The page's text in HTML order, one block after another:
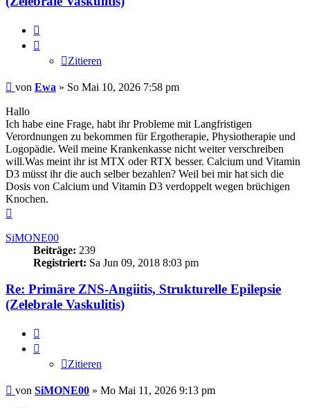
Zitieren
Beitrag
von Ewa » So Mai 10, 2026 7:58 pm
Hallo
Ich habe eine Frage, habt ihr Probleme mit Langfristigen
Verordnungen zu bekommen für Ergotherapie, Physiotherapie und
Logopädie. Weil meine Krankenkasse nicht weiter verschreiben
will.Was meint ihr ist MTX oder RTX besser. Calcium und Vitamin
D3 müsst ihr die auch selber bezahlen? Weil bei mir hat sich die
Dosis von Calcium und Vitamin D3 verdoppelt wegen brüchigen
Knochen.
SiMONE00
Beiträge: 239
Registriert: Sa Jun 09, 2018 8:03 pm
Re: Primäre ZNS-Angiitis, Strukturelle Epilepsie
(Zelebrale Vaskulitis)
Zitieren
Beitrag
von SiMONE00 » Mo Mai 11, 2026 9:13 pm